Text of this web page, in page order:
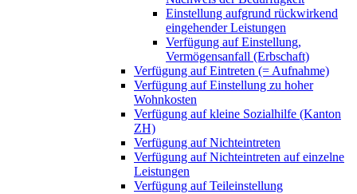
Einstellung aufgrund rückwirkend
eingehender Leistungen
Verfügung auf Einstellung,
Vermögensanfall (Erbschaft)
Verfügung auf Eintreten (= Aufnahme)
Verfügung auf Einstellung zu hoher
Wohnkosten
Verfügung auf kleine Sozialhilfe (Kanton
ZH)
Verfügung auf Nichteintreten
Verfügung auf Nichteintreten auf einzelne
Leistungen
Verfügung auf Teileinstellung